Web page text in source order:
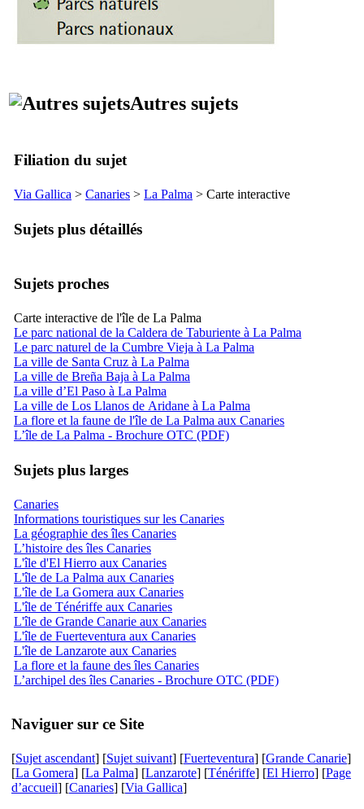
Autres sujets
Filiation du sujet
Via Gallica > Canaries > La Palma > Carte interactive
Sujets plus détaillés
Sujets proches
Carte interactive de l'île de La Palma
Le parc national de la Caldera de Taburiente à La Palma
Le parc naturel de la Cumbre Vieja à La Palma
La ville de Santa Cruz à La Palma
La ville de Breña Baja à La Palma
La ville d’El Paso à La Palma
La ville de Los Llanos de Aridane à La Palma
La flore et la faune de l'île de La Palma aux Canaries
L’île de La Palma - Brochure OTC (PDF)
Sujets plus larges
Canaries
Informations touristiques sur les Canaries
La géographie des îles Canaries
L’histoire des îles Canaries
L'île d'El Hierro aux Canaries
L'île de La Palma aux Canaries
L'île de La Gomera aux Canaries
L'île de Ténériffe aux Canaries
L'île de Grande Canarie aux Canaries
L'île de Fuerteventura aux Canaries
L'île de Lanzarote aux Canaries
La flore et la faune des îles Canaries
L’archipel des îles Canaries - Brochure OTC (PDF)
Naviguer sur ce Site
[Sujet ascendant] [Sujet suivant] [Fuerteventura] [Grande Canarie]
[La Gomera] [La Palma] [Lanzarote] [Ténériffe] [El Hierro] [Page
d’accueil] [Canaries] [Via Gallica]